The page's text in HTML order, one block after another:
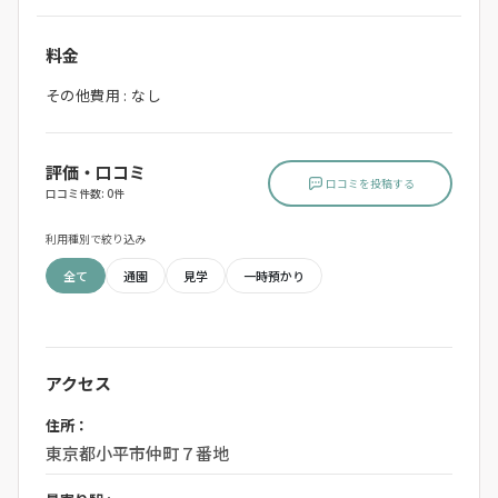
料金
その他費用 : なし
評価・口コミ
口コミ件数: 0件
口コミを投稿する
利用種別で絞り込み
全て 通園 見学 一時預かり
アクセス
住所：
東京都小平市仲町７番地